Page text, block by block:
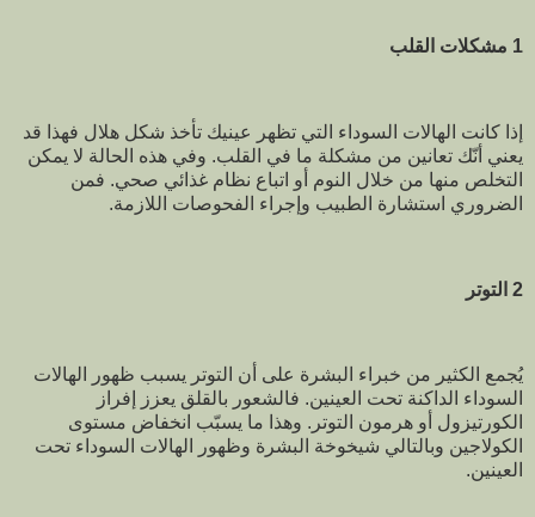
1 مشكلات القلب
إذا كانت الهالات السوداء التي تظهر عينيك تأخذ شكل هلال فهذا قد
يعني أنّك تعانين من مشكلة ما في القلب. وفي هذه الحالة لا يمكن
التخلص منها من خلال النوم أو اتباع نظام غذائي صحي. فمن
الضروري استشارة الطبيب وإجراء الفحوصات اللازمة.
2 التوتر
يُجمع الكثير من خبراء البشرة على أن التوتر يسبب ظهور الهالات
السوداء الداكنة تحت العينين. فالشعور بالقلق يعزز إفراز
الكورتيزول أو هرمون التوتر. وهذا ما يسبّب انخفاض مستوى
الكولاجين وبالتالي شيخوخة البشرة وظهور الهالات السوداء تحت
العينين.